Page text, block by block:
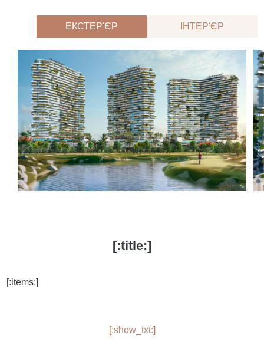
ЕКСТЕР'ЄР ІНТЕР'ЄР
[:title:]
[:items:]
[:show_txt:]